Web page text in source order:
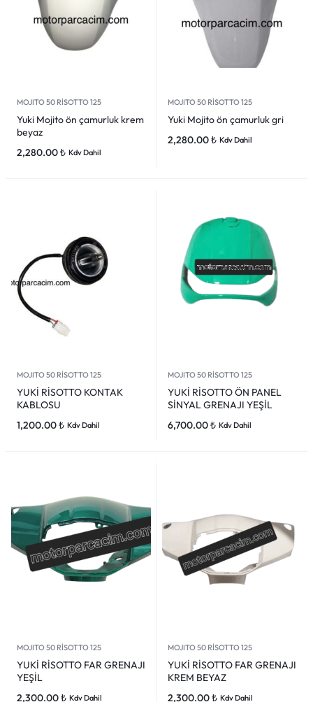
MOJITO 50 RİSOTTO 125
Yuki Mojito ön çamurluk krem
beyaz
2,280.00₺ Kdv Dahil
MOJITO 50 RİSOTTO 125
Yuki Mojito ön çamurluk gri
2,280.00₺ Kdv Dahil
MOJITO 50 RİSOTTO 125
YUKİ RİSOTTO KONTAK
KABLOSU
1,200.00₺ Kdv Dahil
MOJITO 50 RİSOTTO 125
YUKİ RİSOTTO ÖN PANEL
SİNYAL GRENAJI YEŞİL
6,700.00₺ Kdv Dahil
MOJITO 50 RİSOTTO 125
YUKİ RİSOTTO FAR GRENAJI
YEŞİL
2,300.00₺ Kdv Dahil
MOJITO 50 RİSOTTO 125
YUKİ RİSOTTO FAR GRENAJI
KREM BEYAZ
2,300.00₺ Kdv Dahil